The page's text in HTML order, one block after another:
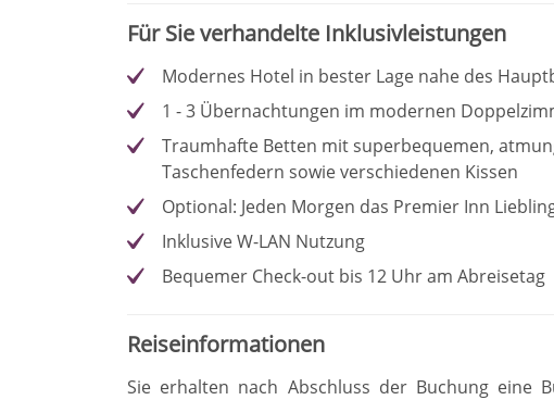
Für Sie verhandelte Inklusivleistungen
Modernes Hotel in bester Lage nahe des
1 - 3 Übernachtungen im modernen
Traumhafte Betten mit superbequemen,
Taschenfedern sowie verschiedenen Kissen
Optional: Jeden Morgen das Premier Inn
Inklusive W-LAN Nutzung
Bequemer Check-out bis 12 Uhr am Abreisetag
Reiseinformationen
Sie erhalten nach Abschluss der Buchung eine